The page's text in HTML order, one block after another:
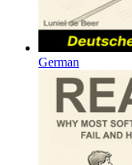
German